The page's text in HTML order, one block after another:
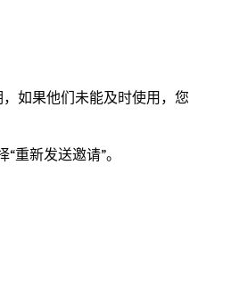
如果他们未能及时使用，您
重新发送邀请”。